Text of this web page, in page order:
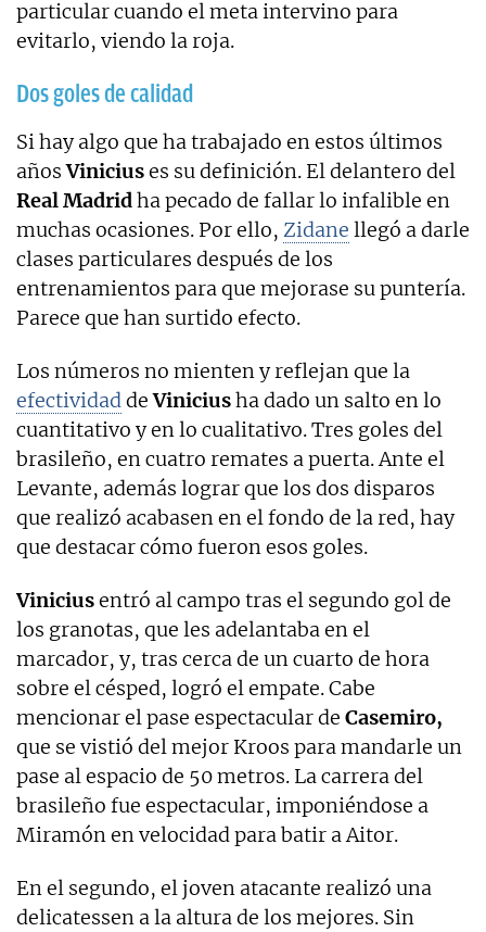
particular cuando el meta intervino para
evitarlo, viendo la roja.
Dos goles de calidad
Si hay algo que ha trabajado en estos últimos
añosViniciuses su definición. El delantero del
Real Madridha pecado de fallar lo infalible en
muchas ocasiones. Por ello, Zidane llegó a darle
clases particulares después de los
entrenamientos para que mejorase su puntería.
Parece que han surtido efecto.
Los números no mienten y reflejan que la
efectividaddeViniciusha dado un salto en lo
cuantitativo y en lo cualitativo. Tres goles del
brasileño, en cuatro remates a puerta. Ante el
Levante, además lograr que los dos disparos
que realizó acabasen en el fondo de la red, hay
que destacar cómo fueron esos goles.
Viniciusentró al campo tras el segundo gol de
los granotas, que les adelantaba en el
marcador, y, tras cerca de un cuarto de hora
sobre el césped, logró el empate. Cabe
mencionar el pase espectacular de Casemiro,
que se vistió del mejor Kroos para mandarle un
pase al espacio de 50 metros. La carrera del
brasileño fue espectacular, imponiéndose a
Miramón en velocidad para batir a Aitor.
En el segundo, el joven atacante realizó una
delicatessen a la altura de los mejores. Sin